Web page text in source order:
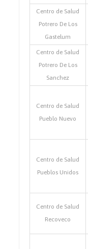
Centro de Salud
Potrero De Los
Gastelum
Centro de Salud
Potrero De Los
Sanchez
Centro de Salud
Pueblo Nuevo
Centro de Salud
Pueblos Unidos
Centro de Salud
Recoveco